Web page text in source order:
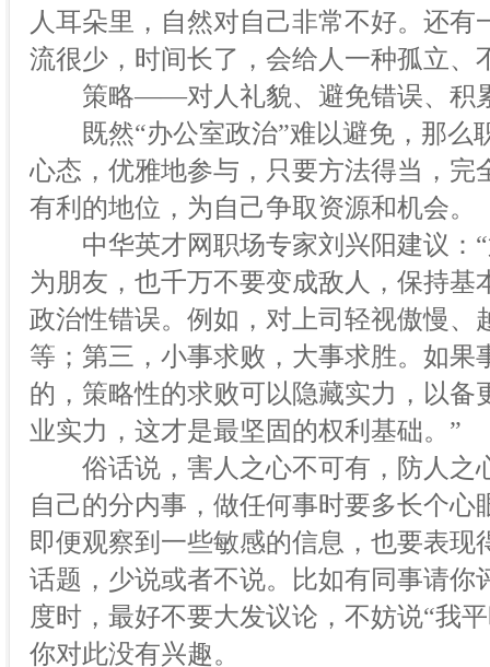
人耳朵里，自然对自己非常不好。还
流很少，时间长了，会给人一种孤立
策略——对人礼貌、避免错误、积
既然“办公室政治”难以避免，那么
心态，优雅地参与，只要方法得当，
有利的地位，为自己争取资源和机会。
中华英才网职场专家刘兴阳建议：“
为朋友，也千万不要变成敌人，保持
政治性错误。例如，对上司轻视傲慢
等；第三，小事求败，大事求胜。如
的，策略性的求败可以隐藏实力，以
业实力，这才是最坚固的权利基础。”
俗话说，害人之心不可有，防人之
自己的分内事，做任何事时要多长个
即便观察到一些敏感的信息，也要表
话题，少说或者不说。比如有同事请
度时，最好不要大发议论，不妨说“我
你对此没有兴趣。